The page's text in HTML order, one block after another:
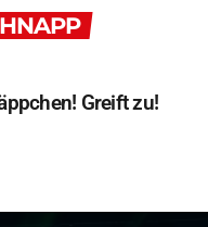
Greift zu!